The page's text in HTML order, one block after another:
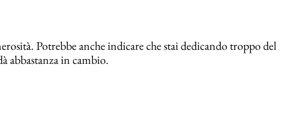
Potrebbe anche indicare che stai dedicando troppo del
abbastanza in cambio.